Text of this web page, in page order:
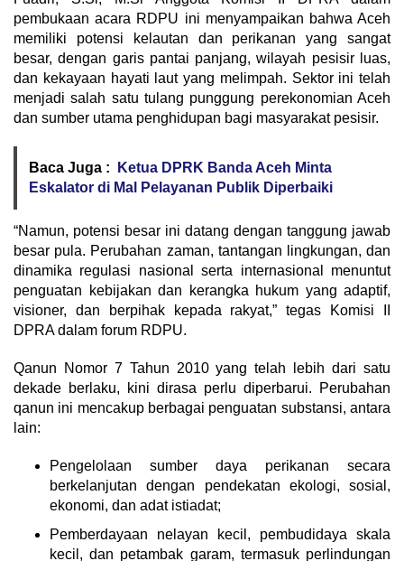
pembukaan acara RDPU ini menyampaikan bahwa Aceh
memiliki potensi kelautan dan perikanan yang sangat
besar, dengan garis pantai panjang, wilayah pesisir luas,
dan kekayaan hayati laut yang melimpah. Sektor ini telah
menjadi salah satu tulang punggung perekonomian Aceh
dan sumber utama penghidupan bagi masyarakat pesisir.
Baca Juga :
Ketua DPRK Banda Aceh Minta
Eskalator di Mal Pelayanan Publik Diperbaiki
“Namun, potensi besar ini datang dengan tanggung jawab
besar pula. Perubahan zaman, tantangan lingkungan, dan
dinamika regulasi nasional serta internasional menuntut
penguatan kebijakan dan kerangka hukum yang adaptif,
visioner, dan berpihak kepada rakyat,” tegas Komisi II
DPRA dalam forum RDPU.
Qanun Nomor 7 Tahun 2010 yang telah lebih dari satu
dekade berlaku, kini dirasa perlu diperbarui. Perubahan
qanun ini mencakup berbagai penguatan substansi, antara
lain:
Pengelolaan sumber daya perikanan secara
berkelanjutan dengan pendekatan ekologi, sosial,
ekonomi, dan adat istiadat;
Pemberdayaan nelayan kecil, pembudidaya skala
kecil, dan petambak garam, termasuk perlindungan